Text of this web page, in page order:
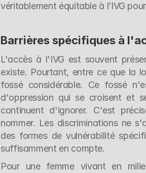
véritablement équitable à l’IVG
Barrières spécifiques à
L'accès à l'IVG est souvent
existe. Pourtant, entre ce que la
fossé considérable. Ce fossé
d'oppression qui se croisent et
continuent d'ignorer. C'est
nommer. Les discriminations ne
des formes de vulnérabilité
suffisamment en compte.
Pour une femme vivant en